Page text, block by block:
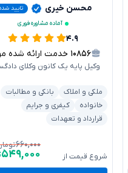
محسن خیری
تایید
آماده مشاوره فوری
۴.۹
۱۰۸۵۶ خدمت ارائه شده موفق
وکیل پایه یک کانون وکلای
ملکی و املاک
بانکی و مطالبات
خانواده
کیفری و جرایم
قرارداد و تعهدات
شروع قیمت از
۶۶۰,۰۰۰
۵۴۹,۰۰۰